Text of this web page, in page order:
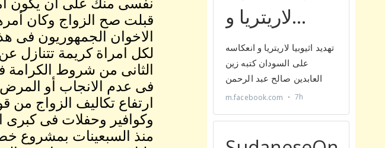
نفسى منك على أن يكون
قبلت صح الزواج وكان
الاخوان الجمهوريون فى
الثانى من شروط الكرامة
فى عدم الانجاب أو المرض
ارتفاع تكاليف الزواج
وكوافير وحفلات فى كبرى
منذ السبعينات بمشروع